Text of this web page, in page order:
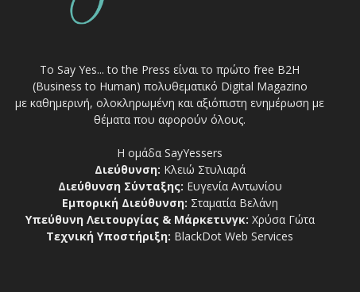
Το Say Yes... to the Press είναι το πρώτο free Β2Η
(Business to Human) πολυθεματικό Digital Magazino
με καθημερινή, ολοκληρωμένη και αξιόπιστη ενημέρωση με
θέματα που αφορούν όλους.
Η ομάδα SayYessers
Διεύθυνση: Κλειώ Στυλιαρά
Διεύθυνση Σύνταξης: Ευγενία Αντωνίου
Εμπορική Διεύθυνση: Σταματία Βελάνη
Υπεύθυνη Λειτουργίας & Μάρκετινγκ: Χρύσα Γώτα
Τεχνική Υποστήριξη: BlackDot Web Services